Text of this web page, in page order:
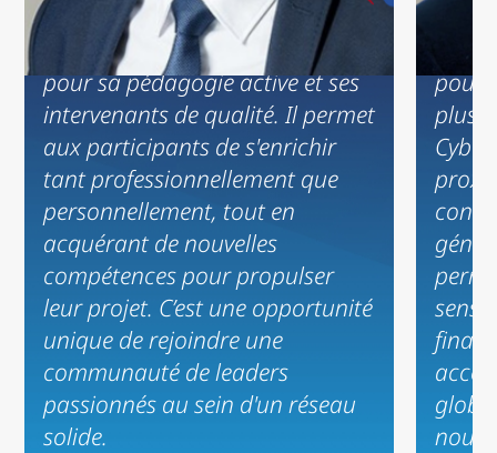
Le programme CIME est un
parcours d'excellence reconnu
pour sa pédagogie active et ses
intervenants de qualité. Il permet
aux participants de s'enrichir
tant professionnellement que
personnellement, tout en
acquérant de nouvelles
compétences pour propulser
leur projet. C’est une opportunité
unique de rejoindre une
communauté de leaders
passionnés au sein d'un réseau
solide.
pour
plus